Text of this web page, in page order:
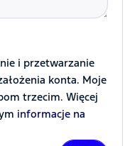
i przetwarzanie
konta. Moje
trzecim. Więcej
informacje na